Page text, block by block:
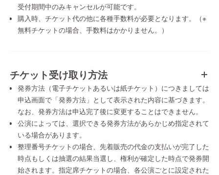
受付期間中のみキャンセルが可能です。
購入時、チケット代の他に各種手数料が必要となります。（※
無料チケットの場合、手数料はかかりません。）
チケット受け取り方法
発券方法（電子チケットあるいは紙チケット）につきましては
申込画面で「発券方法」として表示された内容に基づきます。
なお、発券方法は申込完了後に変更することはできません。
公演によっては、選択できる発券方法があらかじめ指定されて
いる場合があります。
整理番号チケットの場合、先着販売の代金の支払いが完了した
時点もしくは抽選の結果当選し、権利が確定した時点で発券開
始されます。指定席チケットの場合、各公演ごとに設定された